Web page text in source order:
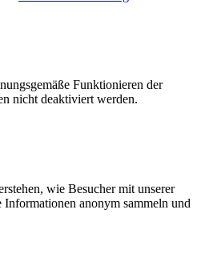
Funktionieren der
nicht deaktiviert werden.
wie Besucher mit unserer
Informationen anonym sammeln und